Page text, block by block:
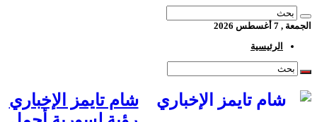
الجمعة , 7 أغسطس 2026
الرئيسية
شام تايمز الإخباري